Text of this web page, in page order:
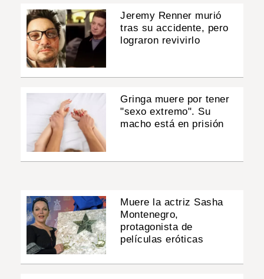
Jeremy Renner murió
tras su accidente, pero
lograron revivirlo
Gringa muere por tener
"sexo extremo". Su
macho está en prisión
Muere la actriz Sasha
Montenegro,
protagonista de
películas eróticas